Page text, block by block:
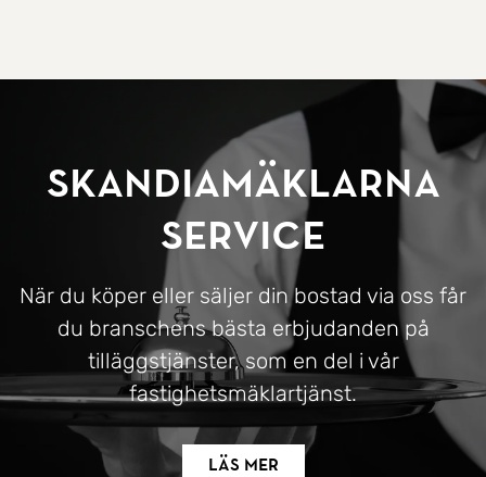
SkandiaMäklarna
Service
När du köper eller säljer din bostad via oss får
du branschens bästa erbjudanden på
tilläggstjänster, som en del i vår
fastighetsmäklartjänst.
Läs mer